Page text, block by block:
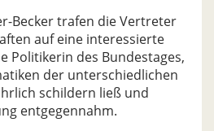
Becker trafen die Vertreter
auf eine interessierte
Politikerin des Bundestages,
der unterschiedlichen
schildern ließ und
entgegennahm.